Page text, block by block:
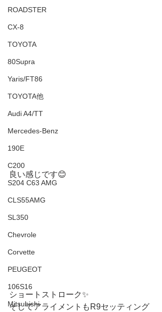
ROADSTER
CX-8
TOYOTA
80Supra
Yaris/FT86
TOYOTA他
Audi A4/TT
Mercedes-Benz
190E
C200
S204 C63 AMG
CLS55AMG
SL350
Chevrole
Corvette
PEUGEOT
106S16
Mitsubishi
良い感じです😊
ショートストローク✨
そしてアライメントもR9セッティング